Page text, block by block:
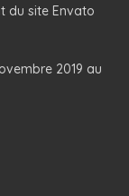
du site Envato
2019 au